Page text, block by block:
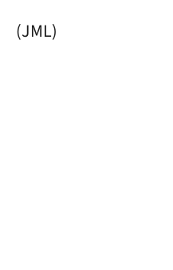
(JML)